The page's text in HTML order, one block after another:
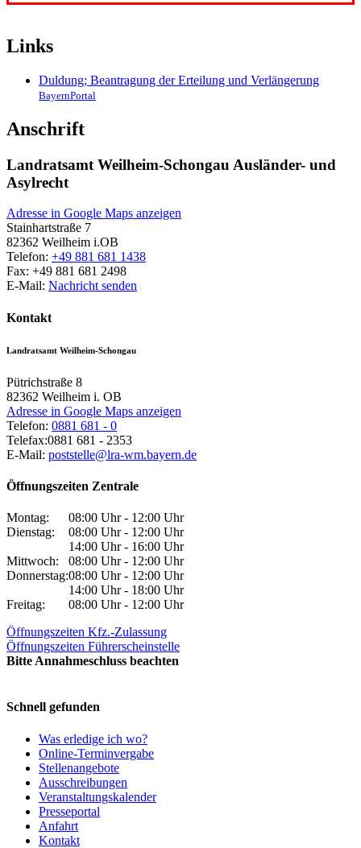
Links
Duldung; Beantragung der Erteilung und Verlängerung
BayernPortal
Anschrift
Landratsamt Weilheim-Schongau Ausländer- und
Asylrecht
Adresse in Google Maps anzeigen
Stainhartstraße 7
82362 Weilheim i.OB
Telefon: +49 881 681 1438
Fax: +49 881 681 2498
E-Mail: Nachricht senden
Kontakt
Landratsamt Weilheim-Schongau
Pütrichstraße 8
82362 Weilheim i. OB
Adresse in Google Maps anzeigen
Telefon: 0881 681 - 0
Telefax:0881 681 - 2353
E-Mail: poststelle@lra-wm.bayern.de
Öffnungszeiten Zentrale
Montag:
08:00 Uhr - 12:00 Uhr
Dienstag:
08:00 Uhr - 12:00 Uhr
14:00 Uhr - 16:00 Uhr
Mittwoch:
08:00 Uhr - 12:00 Uhr
Donnerstag:08:00 Uhr - 12:00 Uhr
14:00 Uhr - 18:00 Uhr
Freitag:
08:00 Uhr - 12:00 Uhr
Öffnungszeiten Kfz.-Zulassung
Öffnungszeiten Führerscheinstelle
Bitte Annahmeschluss beachten
Schnell gefunden
Was erledige ich wo?
Online-Terminvergabe
Stellenangebote
Ausschreibungen
Veranstaltungskalender
Presseportal
Anfahrt
Kontakt